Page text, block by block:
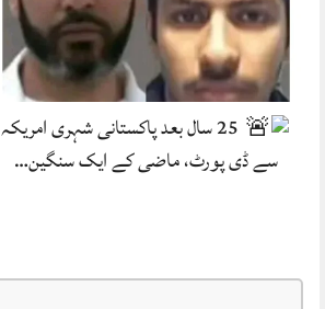
25 سال بعد پاکستانی شہری امریکہ
سے ڈی پورٹ، ماضی کے ایک سنگین…